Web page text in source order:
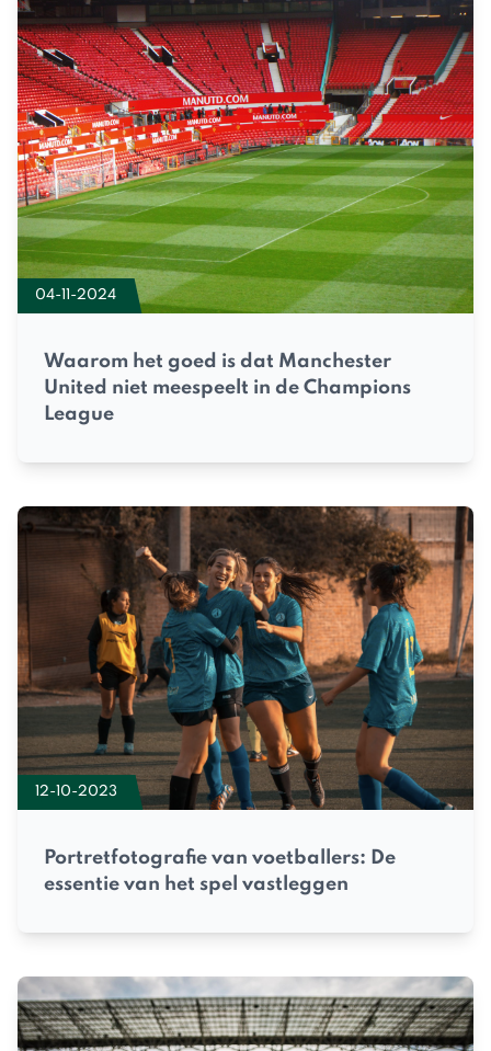
04-11-2024
Waarom het goed is dat Manchester
United niet meespeelt in de Champions
League
12-10-2023
Portretfotografie van voetballers: De
essentie van het spel vastleggen